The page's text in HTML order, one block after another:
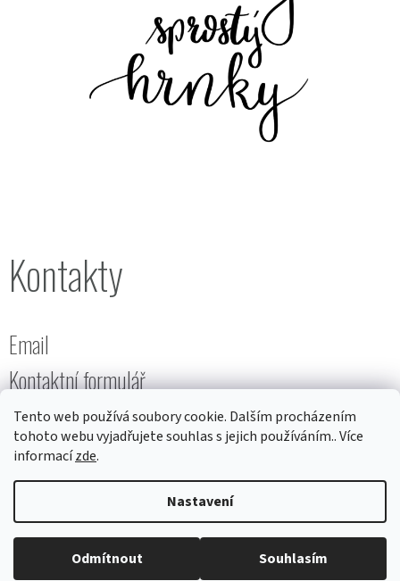
Tento web používá soubory cookie. Dalším procházením
tohoto webu vyjadřujete souhlas s jejich používáním.. Více
informacízde.
Nastavení
Odmítnout Souhlasím
Kontakty
Email
Kontaktní formulář
VytvořilŠMnaShoptetu
Copyright 2026Protivný sprostý hrnky . Všechna práva vyhrazena.